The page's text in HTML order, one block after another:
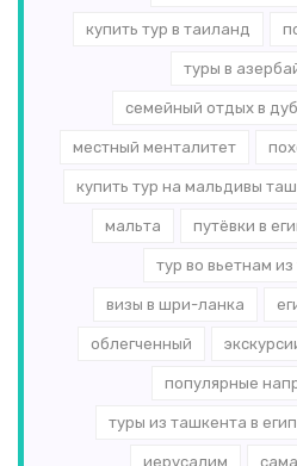
купить тур в таиланд
туры в
семейный отдых в
местный менталитет
купить тур на мальдивы
мальта путёвки в
тур во вьетнам
визы в шри-ланка
облегченный
популярные
туры из ташкента в
иерусалим